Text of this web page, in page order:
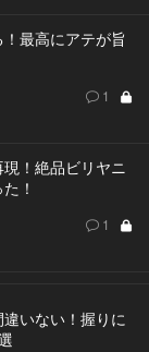
最高にアテが旨
1
！絶品ビリヤニ
！
1
違いない！握りに